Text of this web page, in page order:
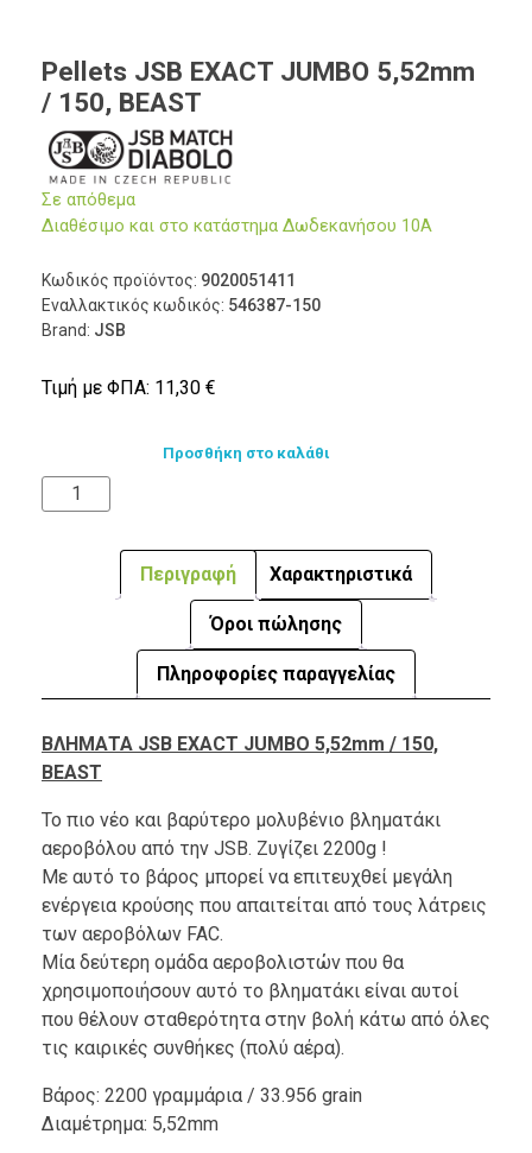
Pellets JSB EXACT JUMBO 5,52mm
/ 150, BEAST
Σε απόθεμα
Διαθέσιμο και στο κατάστημα Δωδεκανήσου 10Α
Κωδικός προϊόντος: 9020051411
Εναλλακτικός κωδικός: 546387-150
Brand: JSB
Τιμή με ΦΠΑ: 11,30 €
Προσθήκη στο καλάθι
Περιγραφή Χαρακτηριστικά
Όροι πώλησης
Πληροφορίες παραγγελίας
ΒΛΗΜΑΤΑ JSB EXACT JUMBO 5,52mm / 150,
BEAST
Το πιο νέο και βαρύτερο μολυβένιο βληματάκι
αεροβόλου από την JSB. Ζυγίζει 2200g !
Με αυτό το βάρος μπορεί να επιτευχθεί μεγάλη
ενέργεια κρούσης που απαιτείται από τους λάτρεις
των αεροβόλων FAC.
Μία δεύτερη ομάδα αεροβολιστών που θα
χρησιμοποιήσουν αυτό το βληματάκι είναι αυτοί
που θέλουν σταθερότητα στην βολή κάτω από όλες
τις καιρικές συνθήκες (πολύ αέρα).
Βάρος: 2200 γραμμάρια / 33.956 grain
Διαμέτρημα: 5,52mm